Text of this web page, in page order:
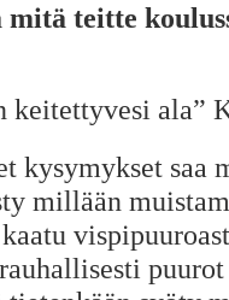
teitte
keitettyvesi ala”
kysymykset saa
millään